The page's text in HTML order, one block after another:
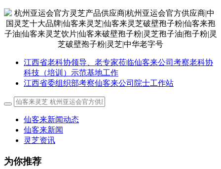
江西省老科协领导、老专家莅临仙客来公司考察老科协
科技（培训）示范基地工作
江西省委组织部考察仙客来公司院士工作站
仙客来新闻动态
仙客来新闻
灵芝资讯
为你推荐